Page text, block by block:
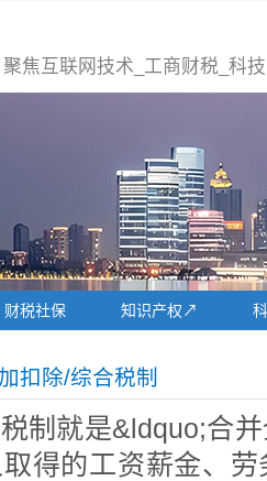
聚焦互联网技术_工商财税_科
财税社保 知识产权↗
扣除/综合税制
就是&ldquo;合并
得的工资薪金、